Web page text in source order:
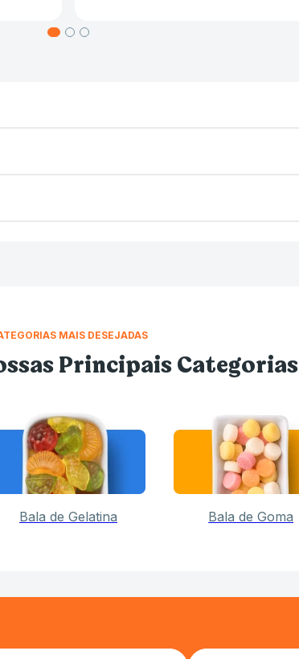
MAIS DESEJADAS
Principais Categorias
Bala de Gelatina Bala de Goma